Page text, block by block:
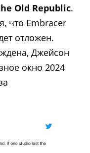
Old Republic.
что Embracer
отложен.
Джейсон
окно 2024